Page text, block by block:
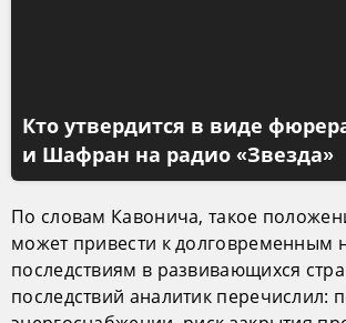
Кто утвердится в виде
и Шафран на радио «Звезда»
По словам Кавонича, такое
может привести к долговременным
последствиям в развивающихся
последствий аналитик перечислил: